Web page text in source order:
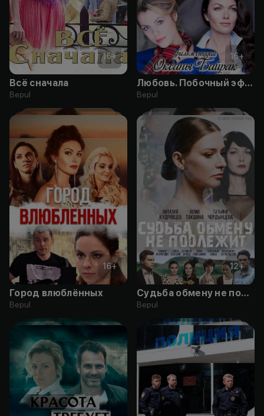
16+
Всё сначала
Bepul
16+
Любовь. Побочный эффект
Bepul
16+
Город влюблённых
Bepul
12+
Судьба обмену не подлежит
Bepul